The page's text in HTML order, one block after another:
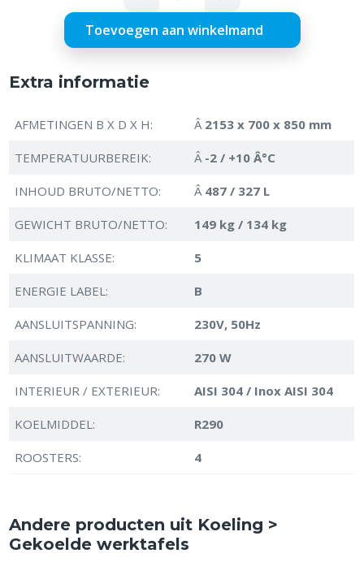
Toevoegen aan winkelmand
Extra informatie
AFMETINGEN B X D X H: Â 2153 x 700 x 850 mm
TEMPERATUURBEREIK: Â -2 / +10 Â°C
INHOUD BRUTO/NETTO: Â 487 / 327 L
GEWICHT BRUTO/NETTO: 149 kg / 134 kg
KLIMAAT KLASSE: 5
ENERGIE LABEL: B
AANSLUITSPANNING: 230V, 50Hz
AANSLUITWAARDE: 270 W
INTERIEUR / EXTERIEUR: AISI 304 / Inox AISI 304
KOELMIDDEL: R290
ROOSTERS: 4
Andere producten uit Koeling >
Gekoelde werktafels